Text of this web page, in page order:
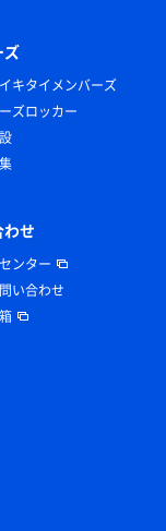
ズ
キタイメンバーズ
ズロッカー
せ
ンター
い合わせ